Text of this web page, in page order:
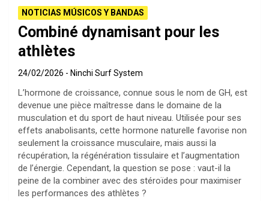
NOTICIAS MÚSICOS Y BANDAS
Combiné dynamisant pour les
athlètes
24/02/2026 Ninchi Surf System
L’hormone de croissance, connue sous le nom de GH, est
devenue une pièce maîtresse dans le domaine de la
musculation et du sport de haut niveau. Utilisée pour ses
effets anabolisants, cette hormone naturelle favorise non
seulement la croissance musculaire, mais aussi la
récupération, la régénération tissulaire et l’augmentation
de l’énergie. Cependant, la question se pose : vaut-il la
peine de la combiner avec des stéroïdes pour maximiser
les performances des athlètes ?